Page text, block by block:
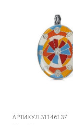
АРТИКУЛ 31146137